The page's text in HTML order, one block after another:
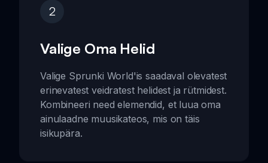
2
Valige Oma Helid
Valige Sprunki World'is saadaval olevatest
erinevatest veidratest helidest ja rütmidest.
Kombineeri need elemendid, et luua oma
ainulaadne muusikateos, mis on täis
isikupära.